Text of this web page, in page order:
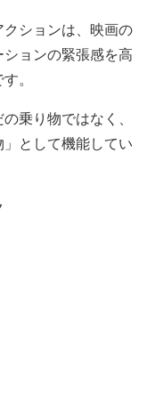
ションは、映画の
ョンの緊張感を高
。
乗り物ではなく、
として機能してい